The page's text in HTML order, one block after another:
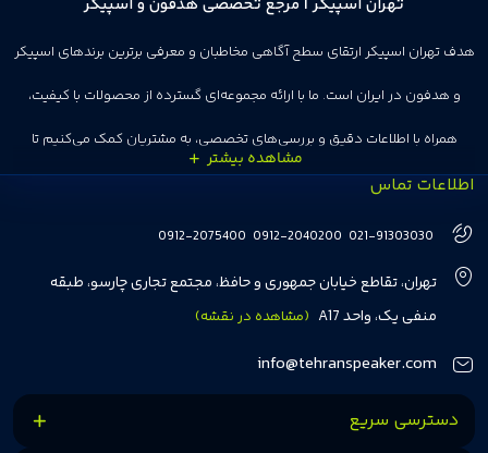
هدف تهران اسپیکر ارتقای سطح آگاهی مخاطبان و معرفی برترین برندهای اسپیکر
و هدفون در ایران است. ما با ارائه مجموعه‌ای گسترده از محصولات با کیفیت،
همراه با اطلاعات دقیق و بررسی‌های تخصصی، به مشتریان کمک می‌کنیم تا
انتخاب‌های درست و هوشمندانه‌ای داشته باشند. تهران اسپیکر با تجربه‌ای بیش از
هفت سال در این زمینه، بر ایجاد تجربه خریدی آسان، سریع و مطمئن تمرکز دارد تا
مشتریان بتوانند با خیالی آسوده از انتخاب خود لذت ببرند. ما به رضایت و اعتماد
مشتریان اهمیت می‌دهیم و همواره در تلاشیم تا بهترین‌ها را برای آن‌ها فراهم
کنیم.
اطلاعات تماس
021-91303030
0912-2040200
0912-2075400
تهران، تقاطع خیابان جمهوری و حافظ، مجتمع تجاری چارسو، طبقه
منفی یک، واحد A17
(مشاهده در نقشه)
info@tehranspeaker.com
دسترسی سریع